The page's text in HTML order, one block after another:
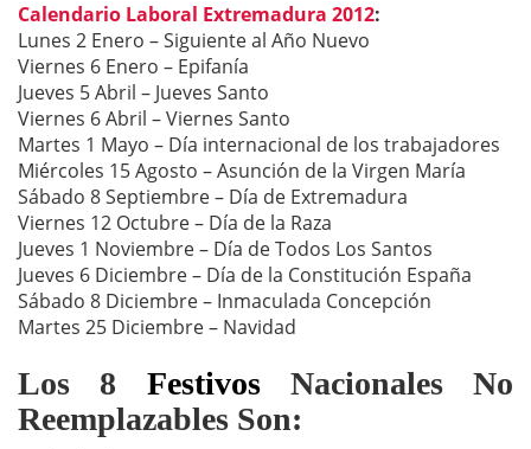
Calendario Laboral Extremadura 2012:
Lunes 2 Enero – Siguiente al Año Nuevo
Viernes 6 Enero – Epifanía
Jueves 5 Abril – Jueves Santo
Viernes 6 Abril – Viernes Santo
Martes 1 Mayo – Día internacional de los trabajadores
Miércoles 15 Agosto – Asunción de la Virgen María
Sábado 8 Septiembre – Día de Extremadura
Viernes 12 Octubre – Día de la Raza
Jueves 1 Noviembre – Día de Todos Los Santos
Jueves 6 Diciembre – Día de la Constitución España
Sábado 8 Diciembre – Inmaculada Concepción
Martes 25 Diciembre – Navidad
Los 8 FestivosNacionales No
Reemplazables Son: